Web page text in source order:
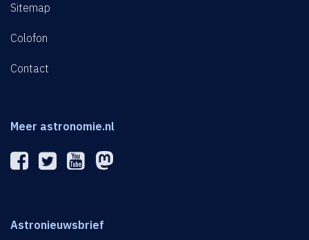
Sitemap
Colofon
Contact
Meer astronomie.nl
Astronieuwsbrief